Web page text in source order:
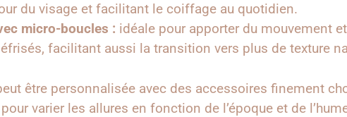
du visage et facilitant le coiffage au quotidien.
micro-boucles : idéale pour apporter du mouvement
facilitant aussi la transition vers plus de texture
être personnalisée avec des accessoires finement
varier les allures en fonction de l’époque et de